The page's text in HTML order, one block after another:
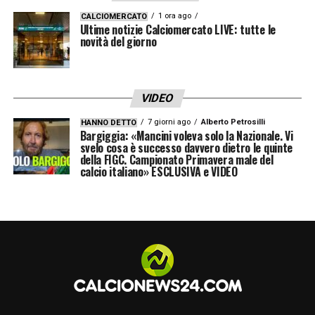
questa volta in bianconero – potrebbe
davvero concretizzarsi a breve.
campionato di Serie A della settima
giornata
LA PLAYLIST DELLE NOSTRE TOP NEWS
CALCIOMERCATO 1 ora ago
Ultime notizie Calciomercato LIVE: tutte le
novità del giorno
VIDEO
HANNO DETTO 7 giorni ago Alberto Petrosilli
Bargiggia: «Mancini voleva solo la Nazionale. Vi
svelo cosa è successo davvero dietro le quinte
della FIGC. Campionato Primavera male del
calcio italiano» ESCLUSIVA e VIDEO